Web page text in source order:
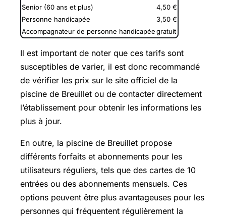
Senior (60 ans et plus)
4,50 €
Personne handicapée
3,50 €
Accompagnateur de personne handicapéegratuit
Il est important de noter que ces tarifs sont
susceptibles de varier, il est donc recommandé
de vérifier les prix sur le site officiel de la
piscine de Breuillet ou de contacter directement
l’établissement pour obtenir les informations les
plus à jour.
En outre, la piscine de Breuillet propose
différents forfaits et abonnements pour les
utilisateurs réguliers, tels que des cartes de 10
entrées ou des abonnements mensuels. Ces
options peuvent être plus avantageuses pour les
personnes qui fréquentent régulièrement la